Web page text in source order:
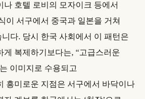
나 호텔 로비의 모자이크 등에서
이 서구에서 중국과 일본을 거쳐
다. 당시 한국 사회에서 이 패턴은
게 복제하기보다는, “고급스러운
이미지로 수용되고
흥미로운 지점은 서구에서 바닥이나